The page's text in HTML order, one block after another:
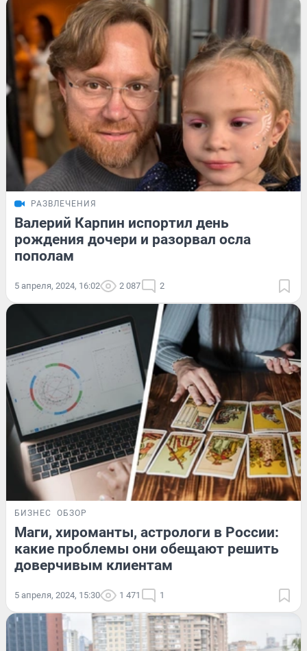
РАЗВЛЕЧЕНИЯ
Валерий Карпин испортил день
рождения дочери и разорвал осла
пополам
5 апреля, 2024, 16:02 2 087 2
БИЗНЕС ОБЗОР
Маги, хироманты, астрологи в России:
какие проблемы они обещают решить
доверчивым клиентам
5 апреля, 2024, 15:30 1 471 1